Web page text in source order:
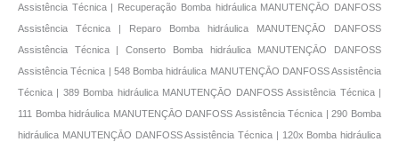
Assistência Técnica | Recuperação Bomba hidráulica MANUTENÇĀO DANFOSS
Assistência Técnica | Reparo Bomba hidráulica MANUTENÇĀO DANFOSS
Assistência Técnica | Conserto Bomba hidráulica MANUTENÇĀO DANFOSS
Assistência Técnica | 548 Bomba hidráulica MANUTENÇĀO DANFOSS Assistência
Técnica | 389 Bomba hidráulica MANUTENÇĀO DANFOSS Assistência Técnica |
111 Bomba hidráulica MANUTENÇĀO DANFOSS Assistência Técnica | 290 Bomba
hidráulica MANUTENÇĀO DANFOSS Assistência Técnica | 120x Bomba hidráulica